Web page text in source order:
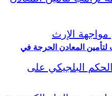
لتأمين المعادن الحرجة في